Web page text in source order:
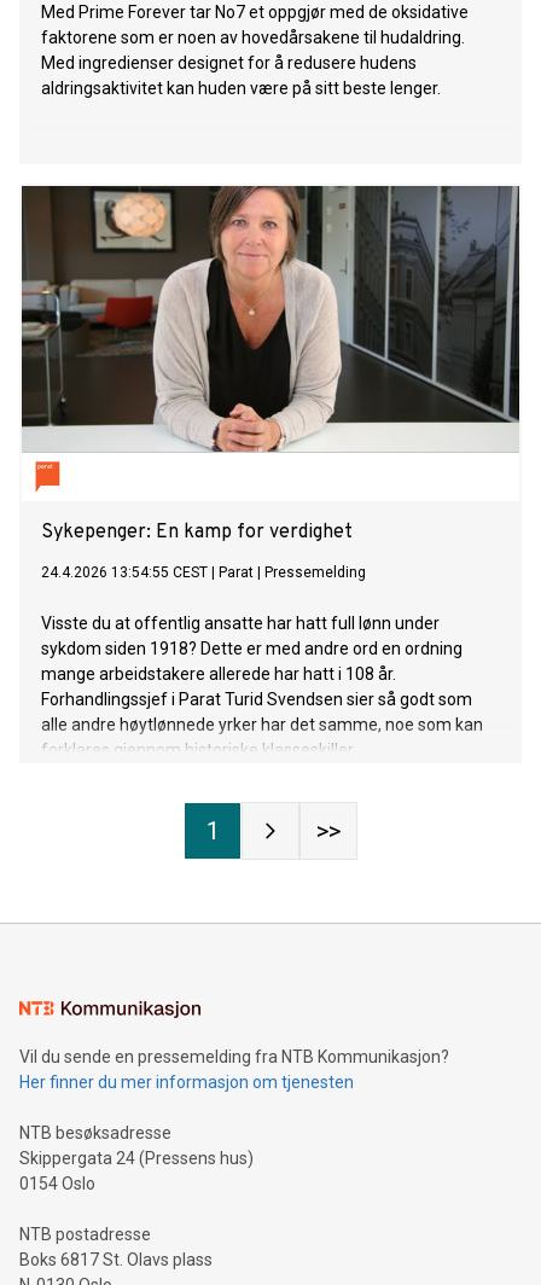
Med Prime Forever tar No7 et oppgjør med de oksidative
faktorene som er noen av hovedårsakene til hudaldring.
Med ingredienser designet for å redusere hudens
aldringsaktivitet kan huden være på sitt beste lenger.
Sykepenger: En kamp for verdighet
24.4.2026 13:54:55 CEST Parat Pressemelding
Visste du at offentlig ansatte har hatt full lønn under
sykdom siden 1918? Dette er med andre ord en ordning
mange arbeidstakere allerede har hatt i 108 år.
Forhandlingssjef i Parat Turid Svendsen sier så godt som
alle andre høytlønnede yrker har det samme, noe som kan
forklares gjennom historiske klasseskiller.
1 >>
Vil du sende en pressemelding fra NTB Kommunikasjon?
Her finner du mer informasjon om tjenesten
NTB besøksadresse
Skippergata 24 (Pressens hus)
0154 Oslo
NTB postadresse
Boks 6817 St. Olavs plass